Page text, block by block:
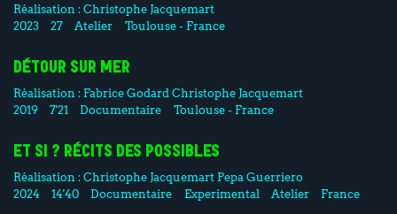
Réalisation :Christophe Jacquemart
2023
27 Atelier Toulouse - France
DÉTOUR SUR MER
Réalisation : Fabrice Godard Christophe Jacquemart
2019
7'21 Documentaire Toulouse - France
ET SI ? RÉCITS DES POSSIBLES
Réalisation :Christophe Jacquemart Pepa Guerriero
2024
14'40 Documentaire Experimental Atelier France